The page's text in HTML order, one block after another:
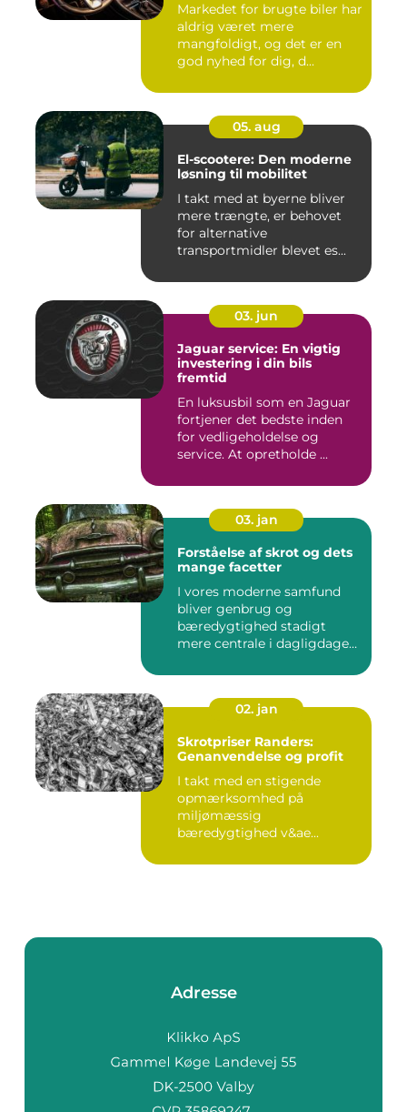
Markedet for brugte biler har
aldrig været mere
mangfoldigt, og det er en
god nyhed for dig, d...
05. aug
El-scootere: Den moderne
løsning til mobilitet
I takt med at byerne bliver
mere trængte, er behovet
for alternative
transportmidler blevet es...
03. jun
Jaguar service: En vigtig
investering i din bils
fremtid
En luksusbil som en Jaguar
fortjener det bedste inden
for vedligeholdelse og
service. At opretholde ...
03. jan
Forståelse af skrot og dets
mange facetter
I vores moderne samfund
bliver genbrug og
bæredygtighed stadigt
mere centrale i dagligdagen.
02. jan
Skrotpriser Randers:
Genanvendelse og profit
I takt med en stigende
opmærksomhed på
miljømæssig
bæredygtighed v&ae...
Adresse